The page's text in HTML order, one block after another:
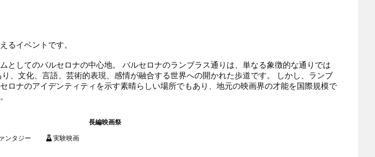
るイベントです。
としてのバルセロナの中心地。 バルセロナのランブラス通りは、単なる象徴的な通りでは
、文化、言語、芸術的表現、感情が融合する世界への開かれた歩道です。 しかし、ランブ
ロナのアイデンティティを示す素晴らしい場所でもあり、地元の映画界の才能を国際規模で
長編映画祭
ンタジー 実験映画